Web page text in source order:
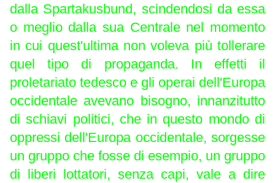
dalla Spartakusbund, scindendosi da essa
o meglio dalla sua Centrale nel momento
in cui quest'ultima non voleva più tollerare
quel tipo di propaganda. In effetti il
proletariato tedesco e gli operai dell'Europa
occidentale avevano bisogno, innanzitutto
di schiavi politici, che in questo mondo di
oppressi dell'Europa occidentale, sorgesse
un gruppo che fosse di esempio, un gruppo
di liberi lottatori, senza capi, vale a dire